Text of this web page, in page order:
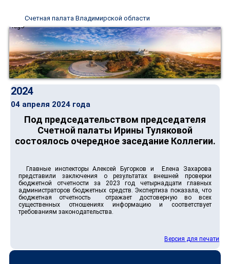
Счетная палата Владимирской области
2024
04 апреля 2024 года
Под председательством председателя
Счетной палаты Ирины Туляковой
состоялось очередное заседание Коллегии.
Главные инспекторы Алексей Бугорков и Елена Захарова
представили заключения о результатах внешней проверки
бюджетной отчетности за 2023 год четырнадцати главных
администраторов бюджетных средств. Экспертиза показала, что
бюджетная отчетность отражает достоверную во всех
существенных отношениях информацию и соответствует
требованиям законодательства.
Версия для печати